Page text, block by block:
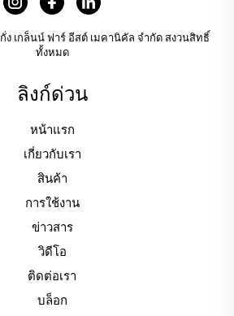
ง เกล็นน์ ฟาร์ อีสต์ เมคานิคัล จำกัด สงวนสิทธิ์
ทั้งหมด
ลิงก์ด่วน
หน้าแรก
เกี่ยวกับเรา
สินค้า
การใช้งาน
ข่าวสาร
วิดีโอ
ติดต่อเรา
บล็อก